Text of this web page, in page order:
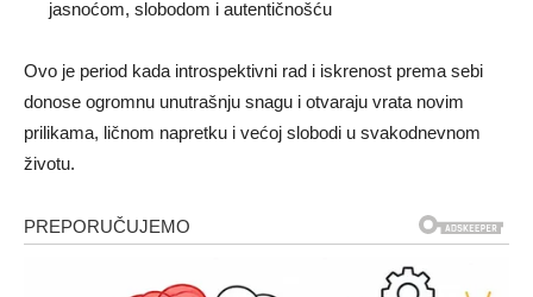
jasnoćom, slobodom i autentičnošću
Ovo je period kada introspektivni rad i iskrenost prema sebi
donose ogromnu unutrašnju snagu i otvaraju vrata novim
prilikama, ličnom napretku i većoj slobodi u svakodnevnom
životu.